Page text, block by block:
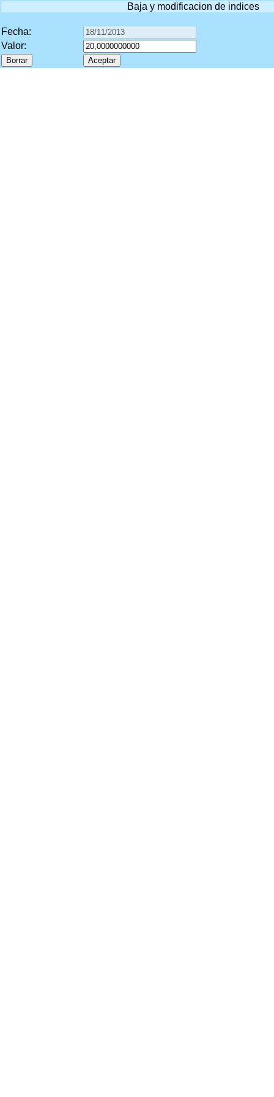
Baja y modificacion de indices
Fecha:
Valor: